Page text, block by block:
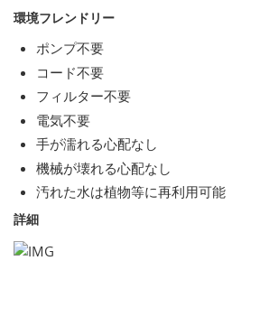
環境フレンドリー
ポンプ不要
コード不要
フィルター不要
電気不要
手が濡れる心配なし
機械が壊れる心配なし
汚れた水は植物等に再利用可能
詳細